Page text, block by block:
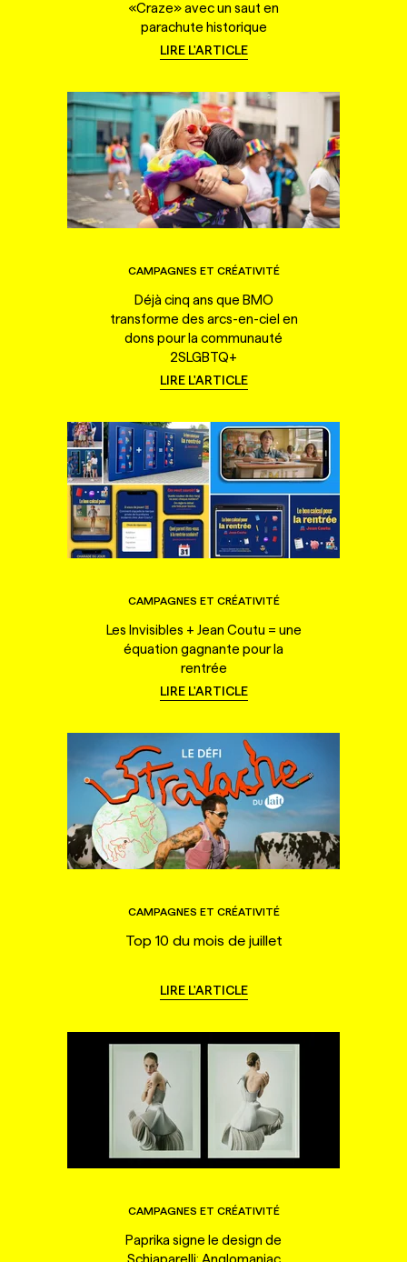
«Craze» avec un saut en
parachute historique
LIRE L'ARTICLE
CAMPAGNES ET CRÉATIVITÉ
Déjà cinq ans que BMO
transforme des arcs-en-ciel en
dons pour la communauté
2SLGBTQ+
LIRE L'ARTICLE
CAMPAGNES ET CRÉATIVITÉ
Les Invisibles + Jean Coutu = une
équation gagnante pour la
rentrée
LIRE L'ARTICLE
CAMPAGNES ET CRÉATIVITÉ
Top 10 du mois de juillet
LIRE L'ARTICLE
CAMPAGNES ET CRÉATIVITÉ
Paprika signe le design de
Schiaparelli: Anglomaniac